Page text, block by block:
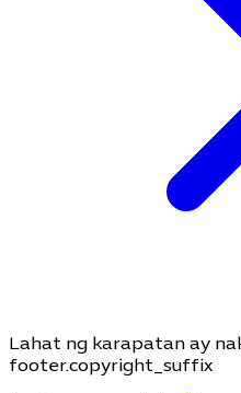
Lahat ng karapatan ay
footer.copyright_suffix